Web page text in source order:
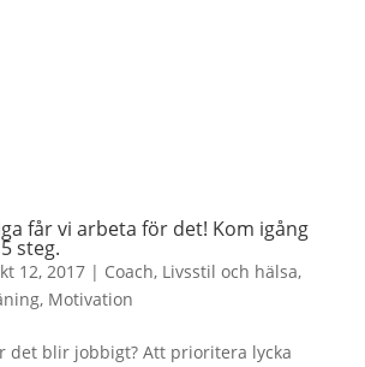
får vi arbeta för det! Kom igång
steg.
12, 2017| Coach, Livsstil och hälsa,
, Motivation
det blir jobbigt? Att prioritera lycka